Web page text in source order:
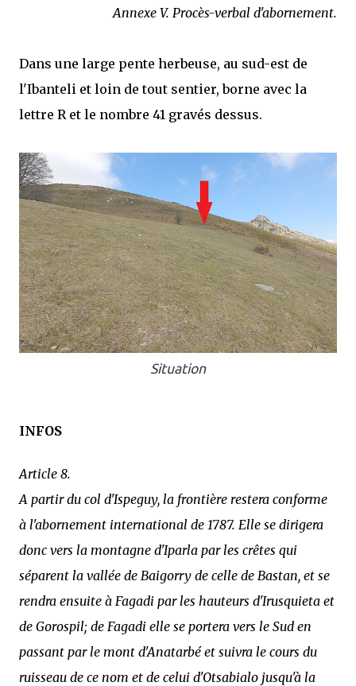
Annexe V. Procès-verbal d'abornement.
Dans une large pente herbeuse, au sud-est de
l'Ibanteli et loin de tout sentier, borne avec la
lettre R et le nombre 41 gravés dessus.
Situation
INFOS
Article 8.
A partir du col d'Ispeguy, la frontière restera conforme
à l'abornement international de 1787. Elle se dirigera
donc vers la montagne d'Iparla par les crêtes qui
séparent la vallée de Baigorry de celle de Bastan, et se
rendra ensuite à Fagadi par les hauteurs d'Irusquieta et
de Gorospil; de Fagadi elle se portera vers le Sud en
passant par le mont d'Anatarbé et suivra le cours du
ruisseau de ce nom et de celui d'Otsabialo jusqu'à la